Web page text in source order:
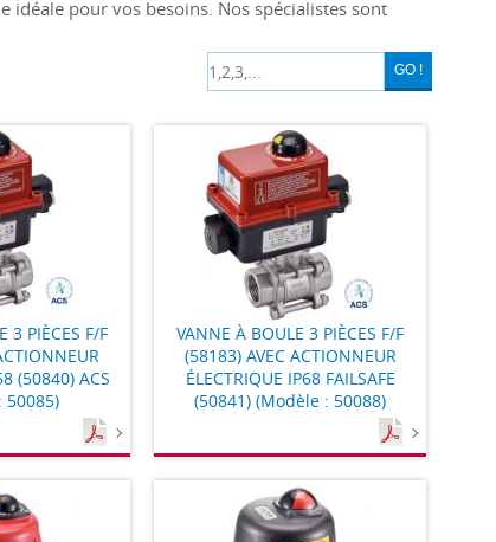
pour vos besoins. Nos spécialistes sont
GO !
3 PIÈCES F/F
(50840) ACS
50085)
VANNE À BOULE 3 PIÈCES F/F
(58183) AVEC ACTIONNEUR
ÉLECTRIQUE IP68 FAILSAFE
(50841) (Modèle : 50088)